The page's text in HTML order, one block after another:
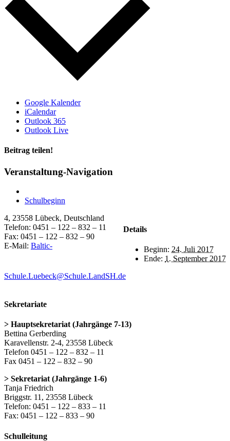
Google Kalender
iCalendar
Outlook 365
Outlook Live
Beitrag teilen!
Facebook
X
Pinterest
Veranstaltung-Navigation
Schulbeginn
Details
Beginn: 24. Juli 2017
Ende: 1. September 2017
4, 23558 Lübeck, Deutschland
Telefon: 0451 – 122 – 832 – 11
Fax: 0451 – 122 – 832 – 90
E-Mail: Baltic-
Schule.Luebeck@Schule.LandSH.de
Sekretariate
> Hauptsekretariat (Jahrgänge 7-13)
Bettina Gerberding
Karavellenstr. 2-4, 23558 Lübeck
Telefon 0451 – 122 – 832 – 11
Fax 0451 – 122 – 832 – 90
> Sekretariat (Jahrgänge 1-6)
Tanja Friedrich
Briggstr. 11, 23558 Lübeck
Telefon: 0451 – 122 – 833 – 11
Fax: 0451 – 122 – 833 – 90
Schulleitung